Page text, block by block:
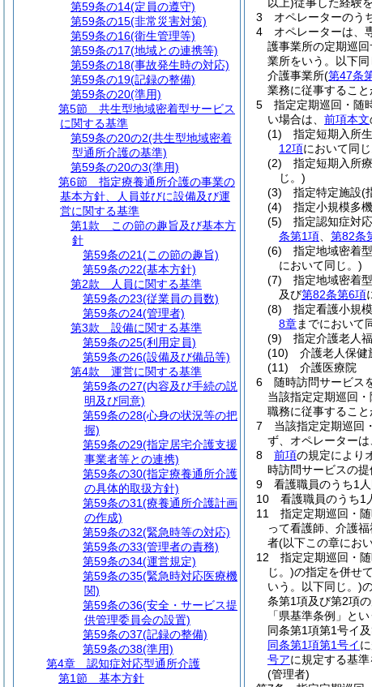
3
オペレーターのう
4
オペレーターは、
護事業所の定期巡
業所をいう。以下同
介護事業所(第47条
業務に従事すること
5
指定定期巡回・随
い場合は、 前項本文
(1)
指定短期入所
12項において同
(2)
指定短期入所
じ。)
(3)
指定特定施設(
(4)
指定小規模多
(5)
指定認知症対
条第1項
第82条
(6)
指定地域密着
において同じ。)
(7)
指定地域密着
及び第82条第6項
(8)
指定看護小規
8章までにおいて
(9)
指定介護老人
(10)
介護老人保健
(11)
介護医療院
6
随時訪問サービス
当該指定定期巡回
職務に従事すること
7
当該指定定期巡回
ず、オペレーターは
8
前項の規定により
時訪問サービスの提
9
看護職員のうち1
10
看護職員のうち1
11
指定定期巡回・
って看護師、介護
者(以下この章にお
12
指定定期巡回・
じ。)の指定を併せ
いう。以下同じ。)
条第1項及び第2項
「県基準条例」と
同条第1項第1号イ
同条第1項第1号イ
号アに規定する基
(管理者)
第59条の14(定員の遵守)
第59条の15(非常災害対策)
第59条の16(衛生管理等)
第59条の17(地域との連携等)
第59条の18(事故発生時の対応)
第59条の19(記録の整備)
第59条の20(準用)
第5節
共生型地域密着型サービス
に関する基準
第59条の20の2(共生型地域密着
型通所介護の基準)
第59条の20の3(準用)
第6節
指定療養通所介護の事業の
基本方針、人員並びに設備及び運
営に関する基準
第1款
この節の趣旨及び基本方
針
第59条の21(この節の趣旨)
第59条の22(基本方針)
第2款
人員に関する基準
第59条の23(従業員の員数)
第59条の24(管理者)
第3款
設備に関する基準
第59条の25(利用定員)
第59条の26(設備及び備品等)
第4款
運営に関する基準
第59条の27(内容及び手続の説
明及び同意)
第59条の28(心身の状況等の把
握)
第59条の29(指定居宅介護支援
事業者等との連携)
第59条の30(指定療養通所介護
の具体的取扱方針)
第59条の31(療養通所介護計画
の作成)
第59条の32(緊急時等の対応)
第59条の33(管理者の責務)
第59条の34(運営規定)
第59条の35(緊急時対応医療機
関)
第59条の36(安全・サービス提
供管理委員会の設置)
第59条の37(記録の整備)
第59条の38(準用)
第4章
認知症対応型通所介護
第1節
基本方針